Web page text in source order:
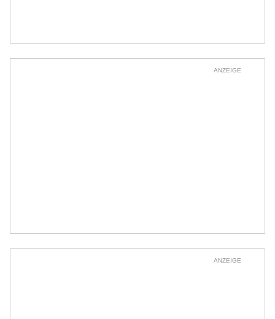
ANZEIGE
ANZEIGE